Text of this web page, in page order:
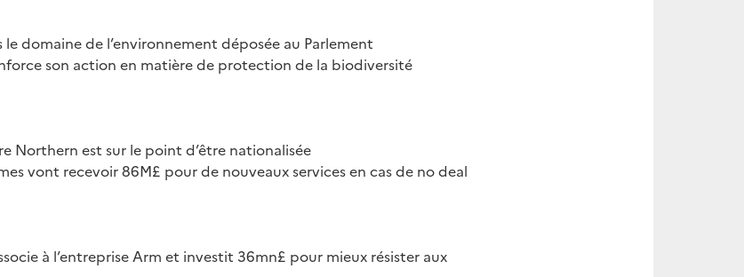
le domaine de l’environnement déposée au Parlement
son action en matière de protection de la biodiversité
Northern est sur le point d’être nationalisée
vont recevoir 86M£ pour de nouveaux services en cas de no deal
à l’entreprise Arm et investit 36mn£ pour mieux résister aux